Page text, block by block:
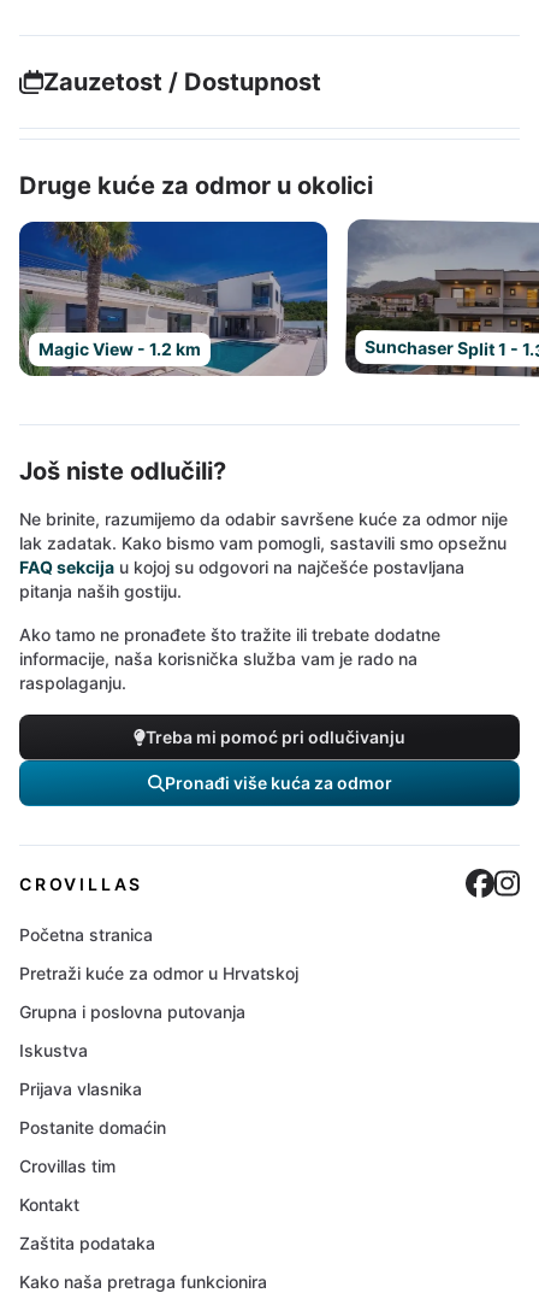
Zauzetost / Dostupnost
Druge kuće za odmor u okolici
Magic View - 1.2 km Sunchaser Split 1 -
Još niste odlučili?
Ne brinite, razumijemo da odabir savršene kuće za odmor nije
lak zadatak. Kako bismo vam pomogli, sastavili smo opsežnu
FAQ sekcija u kojoj su odgovori na najčešće postavljana
pitanja naših gostiju.
Ako tamo ne pronađete što tražite ili trebate dodatne
informacije, naša korisnička služba vam je rado na
raspolaganju.
Treba mi pomoć pri odlučivanju
Pronađi više kuća za odmor
CROVILLAS
Početna stranica
Pretraži kuće za odmor u Hrvatskoj
Grupna i poslovna putovanja
Iskustva
Prijava vlasnika
Postanite domaćin
Crovillas tim
Kontakt
Zaštita podataka
Kako naša pretraga funkcionira